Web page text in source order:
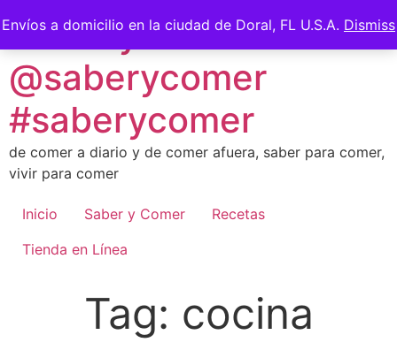
Envíos a domicilio en la ciudad de Doral, FL U.S.A. Dismiss
to
content
Saber y Comer -
@saberycomer
#saberycomer
de comer a diario y de comer afuera, saber para comer,
vivir para comer
Inicio Saber y Comer
Recetas
Tienda en Línea
Tag: cocina